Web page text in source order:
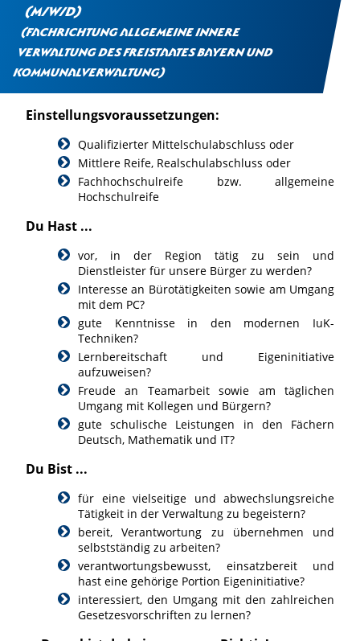
(m/w/d)
(Fachrichtung Allgemeine Innere
Verwaltung des Freistaates Bayern und
Kommunalverwaltung)
Einstellungsvoraussetzungen:
Qualifizierter Mittelschulabschluss oder
Mittlere Reife, Realschulabschluss oder
Fachhochschulreife bzw. allgemeine
Hochschulreife
Du Hast ...
vor, in der Region tätig zu sein und
Dienstleister für unsere Bürger zu werden?
Interesse an Bürotätigkeiten sowie am Umgang
mit dem PC?
gute Kenntnisse in den modernen IuK-
Techniken?
Lernbereitschaft und Eigeninitiative
aufzuweisen?
Freude an Teamarbeit sowie am täglichen
Umgang mit Kollegen und Bürgern?
gute schulische Leistungen in den Fächern
Deutsch, Mathematik und IT?
Du Bist ...
für eine vielseitige und abwechslungsreiche
Tätigkeit in der Verwaltung zu begeistern?
bereit, Verantwortung zu übernehmen und
selbstständig zu arbeiten?
verantwortungsbewusst, einsatzbereit und
hast eine gehörige Portion Eigeninitiative?
interessiert, den Umgang mit den zahlreichen
Gesetzesvorschriften zu lernen?